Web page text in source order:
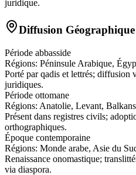
juridique.
Diffusion Géographique
Période abbasside
Régions: Péninsule Arabique,
Porté par qadis et lettrés; diffusion
juridiques.
Période ottomane
Régions: Anatolie, Levant, Balkans
Présent dans registres civils;
orthographiques.
Époque contemporaine
Régions: Monde arabe, Asie du
Renaissance onomastique;
via diaspora.